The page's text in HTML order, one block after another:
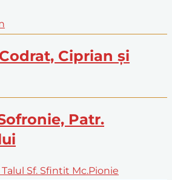
Ciprian şi
Patr.
Talul Sf. Sfintit Mc.Pionie